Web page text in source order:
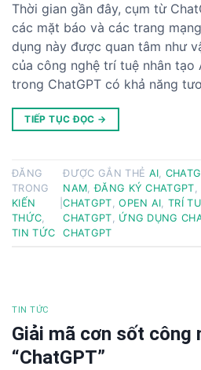
Thời gian gần đây, cụm từ
các mặt báo và các trang
dụng này được quan tâm như
của công nghệ trí tuệ nhân tạo
trong ChatGPT có khả năng
TIẾP TỤC ĐỌC →
ĐĂNG
TRONG
KIẾN
THỨC
TIN TỨC
|
ĐƯỢC GẮN THẺ AI
NAM ,ĐĂNG KÝ CHATGPT
CHATGPT ,OPEN AI ,TRÍ
CHATGPT
ỨNG DỤNG
CHATGPT
TIN TỨC
Giải mã cơn sốt công
“ChatGPT”